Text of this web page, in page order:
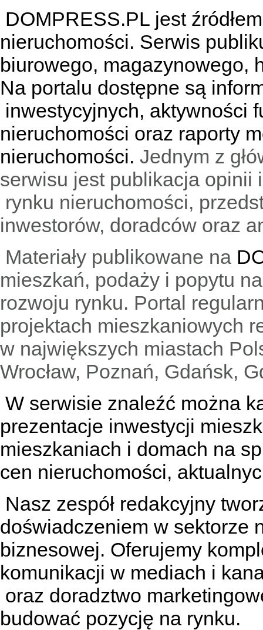
DOMPRESS.PL jest
nieruchomości. Serwis
biurowego, magazynowego,
Na portalu dostępne są
inwestycyjnych, aktywności
nieruchomości oraz raporty
nieruchomości. Jednym z
serwisu jest publikacja
rynku nieruchomości,
inwestorów, doradców oraz
Materiały publikowane na
mieszkań, podaży i popytu
rozwoju rynku. Portal
projektach mieszkaniowych
w największych miastach
Wrocław, Poznań, Gdańsk,
W serwisie znaleźć można
prezentacje inwestycji
mieszkaniach i domach na
cen nieruchomości,
Nasz zespół redakcyjny
doświadczeniem w sektorze
biznesowej. Oferujemy
komunikacji w mediach i
oraz doradztwo
budować pozycję na rynku.